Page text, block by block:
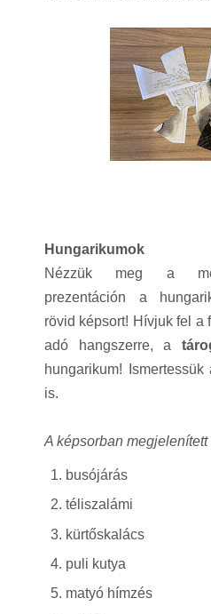
Hungarikumok
Nézzük meg a
prezentáción a
rövid képsort! Hívjuk fel a
adó hangszerre, a
hungarikum!
is.
A képsorban
busójárás
téliszalámi
kürtőskalács
puli kutya
matyó hímzés